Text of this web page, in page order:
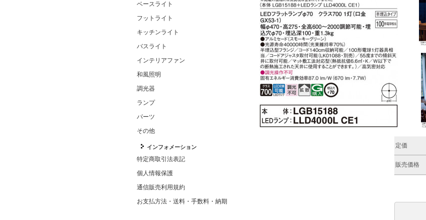
ベースライト
フットライト
キッチンライト
バスライト
インテリアファン
和風照明
調光器
ランプ
パーツ
その他
インフォメーション
特定商取引法表記
個人情報保護
通信販売利用規約
お支払方法・送料・手数料・納期
定価
販売価格